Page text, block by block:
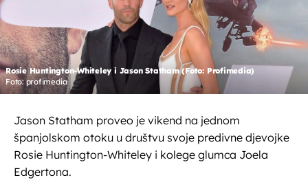
Rosie Huntington-Whiteley i Jason Statham (Foto: Profimedia)
Foto: profimedia
Jason Statham proveo je vikend na jednom
španjolskom otoku u društvu svoje predivne djevojke
Rosie Huntington-Whiteley i kolege glumca Joela
Edgertona.